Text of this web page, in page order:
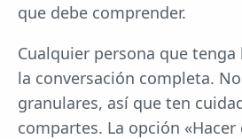
que debe comprender.
Cualquier persona que tenga
la conversación completa.
granulares, así que ten
compartes. La opción